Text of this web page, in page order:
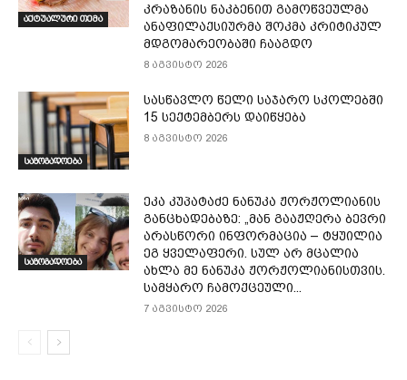
აქტუალური თემა
კრაზანის ნაკბენით გამოწვეულმა
ანაფილაქსიურმა შოკმა კრიტიკულ
მდგომარეობაში ჩააგდო
8 აგვისტო 2026
საზოგადოება
სასწავლო წელი საჯარო სკოლებში
15 სექტემბერს დაიწყება
8 აგვისტო 2026
საზოგადოება
ეკა კუპატაძე ნანუკა ჟორჟოლიანის
განცხადებაზე: „მან გააჟღერა ბევრი
არასწორი ინფორმაცია – ტყუილია
ეგ ყველაფერი. სულ არ მცალია
ახლა მე ნანუკა ჟორჟოლიანისთვის.
სამყარო ჩამოქცეული...
7 აგვისტო 2026